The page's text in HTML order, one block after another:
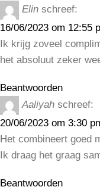
Elin schreef:
16/06/2023 om 12:55
Ik krijg zoveel
het absoluut zeker
Beantwoorden
Aaliyah schreef:
20/06/2023 om 3:30
Het combineert goed
Ik draag het graag
Beantwoorden